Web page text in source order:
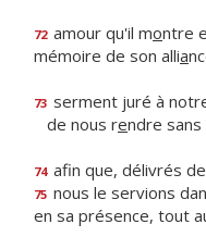
72 amour qu'il montre
mémoire de son allia
73 serment juré à
de nous rendre sans
74 afin que, délivrés
75 nous le servions
en sa présence, tout